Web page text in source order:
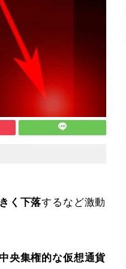
く下落するなど激動
央集権的な仮想通貨